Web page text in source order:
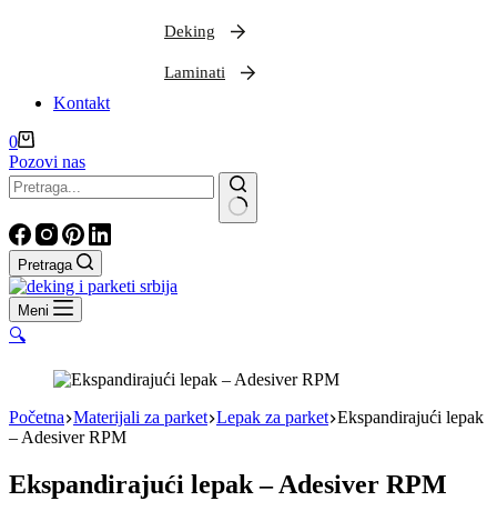
Deking
Laminati
Kontakt
Shopping
cart
0
Pozovi nas
Nema
rezultata
Pretraga
Meni
🔍
Početna Materijali za parket Lepak za parket Ekspandirajući lepak
– Adesiver RPM
Ekspandirajući lepak – Adesiver RPM